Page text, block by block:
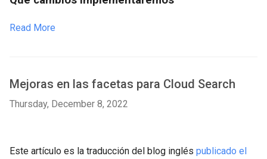
Read More
Mejoras en las facetas para Cloud Search
Thursday, December 8, 2022
Este artículo es la traducción del blog inglés publicado el